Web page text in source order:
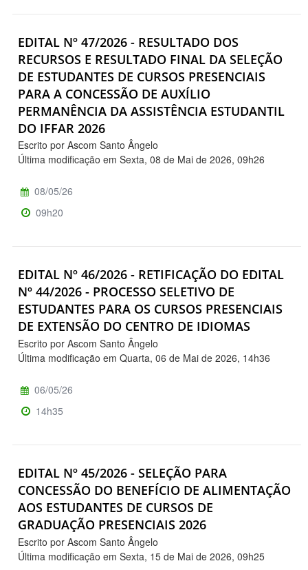
EDITAL Nº 47/2026 - RESULTADO DOS
RECURSOS E RESULTADO FINAL DA SELEÇÃO
DE ESTUDANTES DE CURSOS PRESENCIAIS
PARA A CONCESSÃO DE AUXÍLIO
PERMANÊNCIA DA ASSISTÊNCIA ESTUDANTIL
DO IFFAR 2026
Escrito por Ascom Santo Ângelo
Última modificação em Sexta, 08 de Mai de 2026, 09h26
08/05/26
09h20
EDITAL Nº 46/2026 - RETIFICAÇÃO DO EDITAL
Nº 44/2026 - PROCESSO SELETIVO DE
ESTUDANTES PARA OS CURSOS PRESENCIAIS
DE EXTENSÃO DO CENTRO DE IDIOMAS
Escrito por Ascom Santo Ângelo
Última modificação em Quarta, 06 de Mai de 2026, 14h36
06/05/26
14h35
EDITAL Nº 45/2026 - SELEÇÃO PARA
CONCESSÃO DO BENEFÍCIO DE ALIMENTAÇÃO
AOS ESTUDANTES DE CURSOS DE
GRADUAÇÃO PRESENCIAIS 2026
Escrito por Ascom Santo Ângelo
Última modificação em Sexta, 15 de Mai de 2026, 09h25